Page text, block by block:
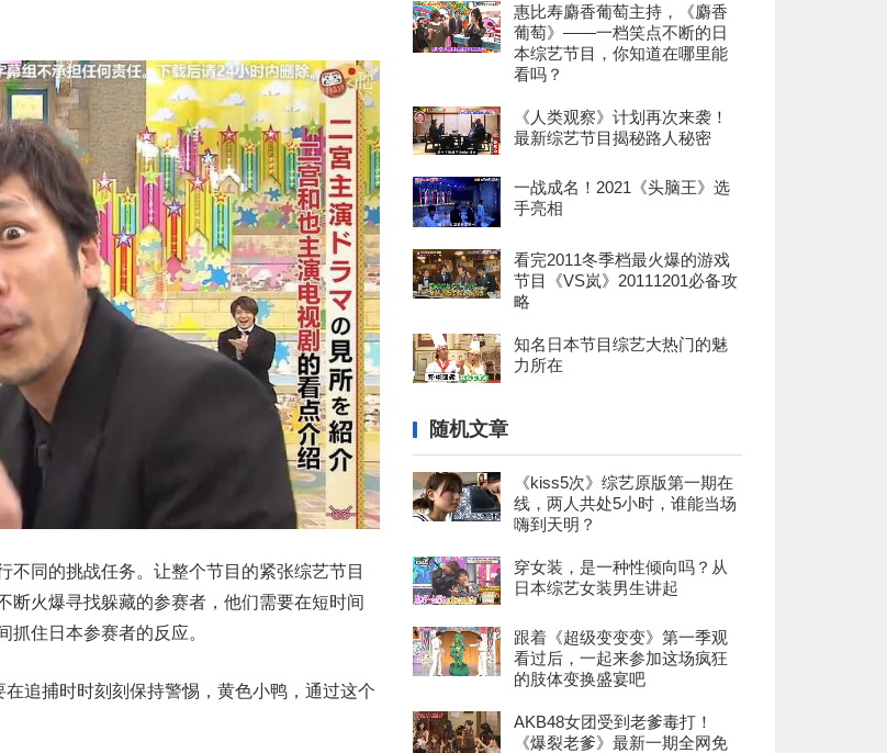
不同的挑战任务。让整个节目的紧张综艺节目
断火爆寻找躲藏的参赛者，他们需要在短时间
住日本参赛者的反应。
追捕时时刻刻保持警惕，黄色小鸭，通过这个
惠比寿麝香葡萄主持，《麝香
葡萄》——一档笑点不断的日
本综艺节目，你知道在哪里能
看吗？
《人类观察》计划再次来袭！
最新综艺节目揭秘路人秘密
一战成名！2021《头脑王》选
手亮相
看完2011冬季档最火爆的游戏
节目《VS岚》20111201必备攻
略
知名日本节目综艺大热门的魅
力所在
随机文章
《kiss5次》综艺原版第一期在
线，两人共处5小时，谁能当场
嗨到天明？
穿女装，是一种性倾向吗？从
日本综艺女装男生讲起
跟着《超级变变变》第一季观
看过后，一起来参加这场疯狂
的肢体变换盛宴吧
AKB48女团受到老爹毒打！
《爆裂老爹》最新一期全网免